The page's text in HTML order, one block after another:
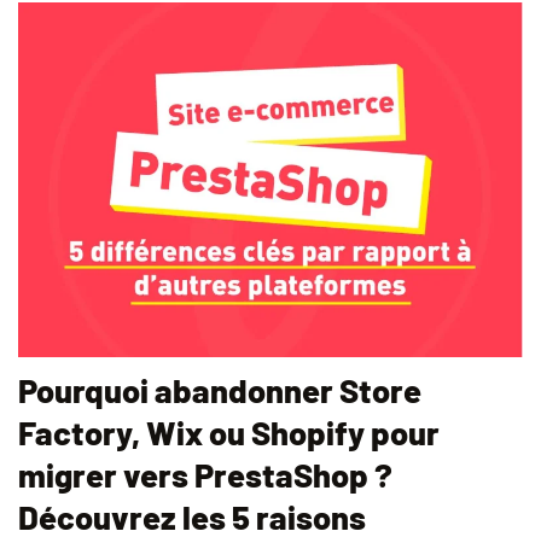
Pourquoi abandonner Store
Factory, Wix ou Shopify pour
migrer vers PrestaShop ?
Découvrez les 5 raisons